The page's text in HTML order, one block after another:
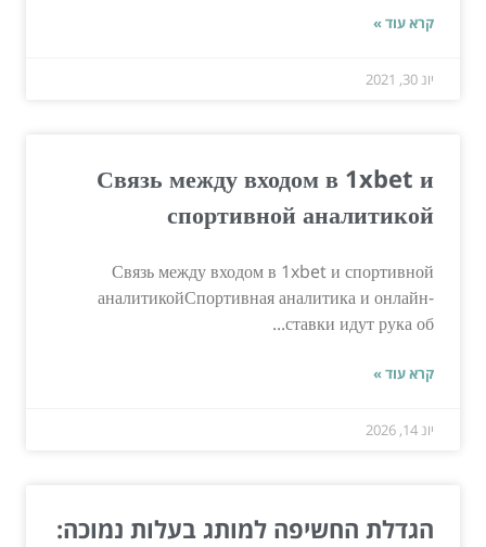
קרא עוד »
יונ 30, 2021
Связь между входом в 1xbet и
спортивной аналитикой
Связь между входом в 1xbet и спортивной
аналитикойСпортивная аналитика и онлайн-
ставки идут рука об...
קרא עוד »
יונ 14, 2026
הגדלת החשיפה למותג בעלות נמוכה: